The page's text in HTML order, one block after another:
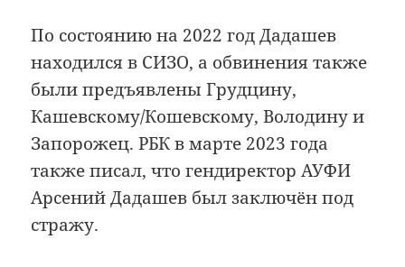
По состоянию на 2022 год Дадашев
находился в СИЗО, а обвинения также
были предъявлены Грудцину,
Кашевскому/Кошевскому, Володину и
Запорожец. РБК в марте 2023 года
также писал, что гендиректор АУФИ
Арсений Дадашев был заключён под
стражу.